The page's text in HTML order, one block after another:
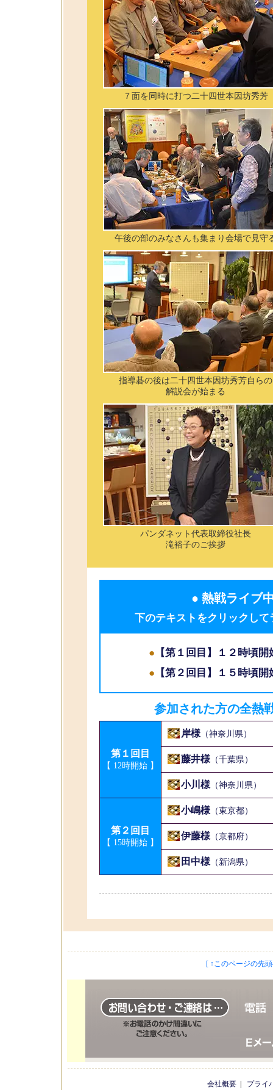
７面を同時に打つ二十四世本因坊秀芳
午後の部のみなさんも集まり会場で見守
指導碁の後は二十四世本因坊秀芳自らの
解説会が始まる
パンダネット代表取締役社長
滝裕子のご挨拶
● 熱戦ライブ
下のテキストをクリックし
● 【第１回目】１２時頃
● 【第２回目】１５時頃
参加された方の全熱
第１回目
【 12時開始 】
岸様（神奈川県）
藤井様（千葉県）
小川様（神奈川県）
第２回目
【 15時開始 】
小嶋様（東京都）
伊藤様（京都府）
田中様（新潟県）
[ ↑このページの先
会社概要| プライ